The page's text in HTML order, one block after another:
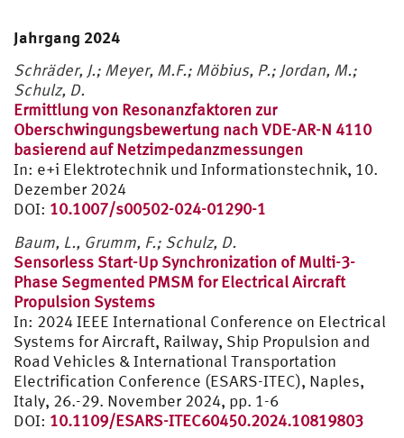
Jahrgang 2024
Schräder, J.; Meyer, M.F.; Möbius, P.; Jordan, M.;
Schulz, D.
Ermittlung von Resonanzfaktoren zur
Oberschwingungsbewertung nach VDE-AR-N 4110
basierend auf Netzimpedanzmessungen
In: e+i Elektrotechnik und Informationstechnik, 10.
Dezember 2024
DOI: 10.1007/s00502-024-01290-1
Baum, L., Grumm, F.; Schulz, D.
Sensorless Start-Up Synchronization of Multi-3-
Phase Segmented PMSM for Electrical Aircraft
Propulsion Systems
In: 2024 IEEE International Conference on Electrical
Systems for Aircraft, Railway, Ship Propulsion and
Road Vehicles & International Transportation
Electrification Conference (ESARS-ITEC), Naples,
Italy, 26.-29. November 2024, pp. 1-6
DOI: 10.1109/ESARS-ITEC60450.2024.10819803